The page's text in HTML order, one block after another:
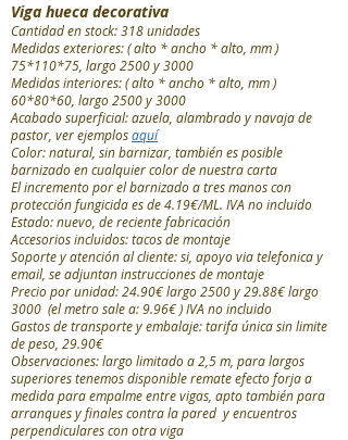
Viga hueca decorativa
Cantidad en stock: 318 unidades
Medidas exteriores: ( alto * ancho * alto, mm )
75*110*75, largo 2500 y 3000
Medidas interiores: ( alto *ancho *alto, mm )
60*80*60, largo 2500 y 3000
Acabado superficial: azuela, alambrado y navaja de
pastor, ver ejemplosaquí
Color: natural, sin barnizar, también es posible
barnizado en cualquier color de nuestra carta
El incremento por el barnizado a tres manos con
protección fungicida es de 4.19€/ML. IVA no incluido
Estado: nuevo, de reciente fabricación
Accesorios incluidos: tacos de montaje
Soporte y atención al cliente: si, apoyo via telefonica y
email, se adjuntan instrucciones de montaje
Precio por unidad: 24.90€ largo 2500 y 29.88€ largo
3000 (el metro sale a: 9.96€ ) IVA no incluido
Gastos de transporte y embalaje: tarifa única sin limite
de peso, 29.90€
Observaciones: largo limitado a 2,5 m, para largos
superiores tenemos disponible remate efecto forja a
medida para empalme entre vigas, apto también para
arranques y finales contra la pared y encuentros
perpendiculares con otra viga